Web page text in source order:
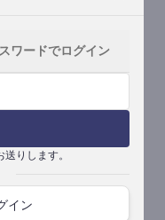
ワードでログイン
りします。
イン